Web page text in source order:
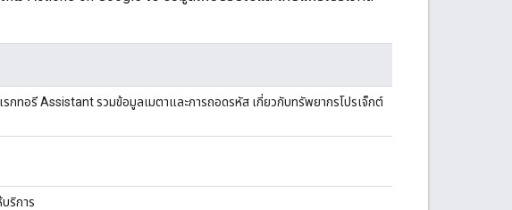
กทอรี Assistant รวมข้อมูลเมตาและการถอดรหัส เกี่ยวกับทรัพยากรโปรเจ็กต์
ริการ